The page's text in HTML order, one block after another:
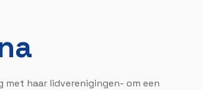
met haar lidverenigingen- om een